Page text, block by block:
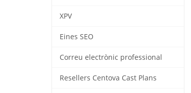
XPV
Eines SEO
Correu electrònic professional
Resellers Centova Cast Plans